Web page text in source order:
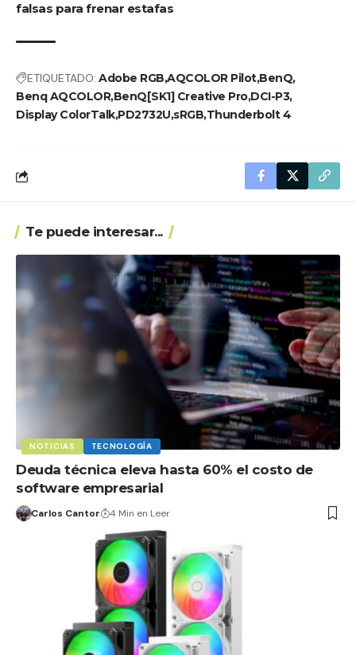
falsas para frenar estafas
ETIQUETADO: Adobe RGB AQCOLOR PilotBenQ
Benq AQCOLORBenQ[SK1] Creative ProDCI-P3
Display ColorTalkPD2732U sRGBThunderbolt 4
Te puede interesar...
NOTICIAS TECNOLOGÍA
Deuda técnica eleva hasta 60% el costo de
software empresarial
Carlos Cantor 4 Min en Leer